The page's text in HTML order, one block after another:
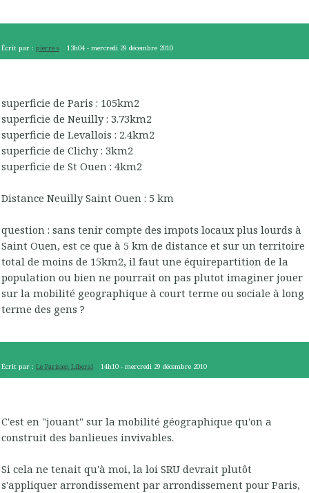
Écrit par : pierre s 13h04 -mercredi 29 décembre 2010
superficie de Paris : 105km2
superficie de Neuilly : 3.73km2
superficie de Levallois : 2.4km2
superficie de Clichy : 3km2
superficie de St Ouen : 4km2
Distance Neuilly Saint Ouen : 5 km
question : sans tenir compte des impots locaux plus lourds à
Saint Ouen, est ce que à 5 km de distance et sur un territoire
total de moins de 15km2, il faut une équirepartition de la
population ou bien ne pourrait on pas plutot imaginer jouer
sur la mobilité geographique à court terme ou sociale à long
terme des gens ?
Écrit par : Le Parisien Liberal 14h10 -mercredi 29 décembre 2010
C'est en "jouant" sur la mobilité géographique qu'on a
construit des banlieues invivables.
Si cela ne tenait qu'à moi, la loi SRU devrait plutôt
s'appliquer arrondissement par arrondissement pour Paris,